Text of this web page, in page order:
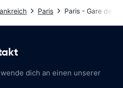
Paris Paris - Gare de
dich an einen unserer